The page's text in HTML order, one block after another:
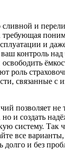
и
требующая
и
контроль над
роль
связанные с
позволяет не
и создать
систему. Так
все варианты,
долго и без